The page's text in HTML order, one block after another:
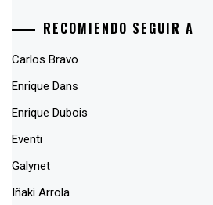
RECOMIENDO SEGUIR A
Carlos Bravo
Enrique Dans
Enrique Dubois
Eventi
Galynet
Iñaki Arrola